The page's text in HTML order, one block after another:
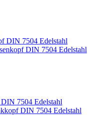
DIN 7504 Edelstahl
DIN 7504 Edelstahl
7504 Edelstahl
DIN 7504 Edelstahl